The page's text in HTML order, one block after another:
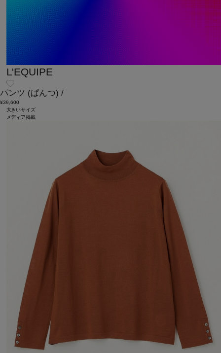
L'EQUIPE
パンツ (ぱんつ) /
¥39,600
大きいサイズ
メディア掲載